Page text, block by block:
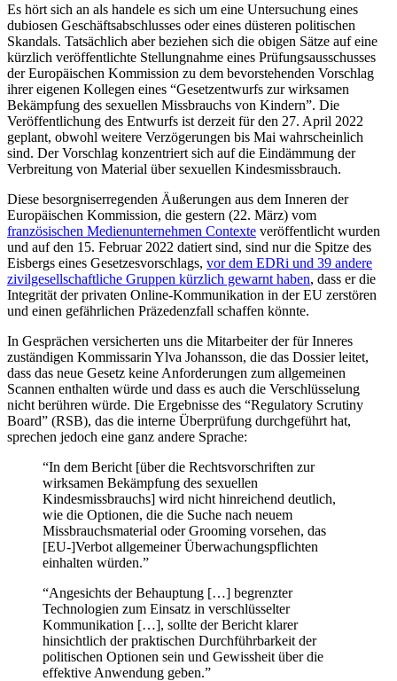
Es hört sich an als handele es sich um eine Untersuchung eines
dubiosen Geschäftsabschlusses oder eines düsteren politischen
Skandals. Tatsächlich aber beziehen sich die obigen Sätze auf eine
kürzlich veröffentlichte Stellungnahme eines Prüfungsausschusses
der Europäischen Kommission zu dem bevorstehenden Vorschlag
ihrer eigenen Kollegen eines “Gesetzentwurfs zur wirksamen
Bekämpfung des sexuellen Missbrauchs von Kindern”. Die
Veröffentlichung des Entwurfs ist derzeit für den 27. April 2022
geplant, obwohl weitere Verzögerungen bis Mai wahrscheinlich
sind. Der Vorschlag konzentriert sich auf die Eindämmung der
Verbreitung von Material über sexuellen Kindesmissbrauch.
Diese besorgniserregenden Äußerungen aus dem Inneren der
Europäischen Kommission, die gestern (22. März) vom
französischen Medienunternehmen Contexte veröffentlicht wurden
und auf den 15. Februar 2022 datiert sind, sind nur die Spitze des
Eisbergs eines Gesetzesvorschlags, vor dem EDRi und 39 andere
zivilgesellschaftliche Gruppen kürzlich gewarnt haben, dass er die
Integrität der privaten Online-Kommunikation in der EU zerstören
und einen gefährlichen Präzedenzfall schaffen könnte.
In Gesprächen versicherten uns die Mitarbeiter der für Inneres
zuständigen Kommissarin Ylva Johansson, die das Dossier leitet,
dass das neue Gesetz keine Anforderungen zum allgemeinen
Scannen enthalten würde und dass es auch die Verschlüsselung
nicht berühren würde. Die Ergebnisse des “Regulatory Scrutiny
Board” (RSB), das die interne Überprüfung durchgeführt hat,
sprechen jedoch eine ganz andere Sprache:
“In dem Bericht [über die Rechtsvorschriften zur
wirksamen Bekämpfung des sexuellen
Kindesmissbrauchs] wird nicht hinreichend deutlich,
wie die Optionen, die die Suche nach neuem
Missbrauchsmaterial oder Grooming vorsehen, das
[EU-]Verbot allgemeiner Überwachungspflichten
einhalten würden.”
“Angesichts der Behauptung […] begrenzter
Technologien zum Einsatz in verschlüsselter
Kommunikation […], sollte der Bericht klarer
hinsichtlich der praktischen Durchführbarkeit der
politischen Optionen sein und Gewissheit über die
effektive Anwendung geben.”